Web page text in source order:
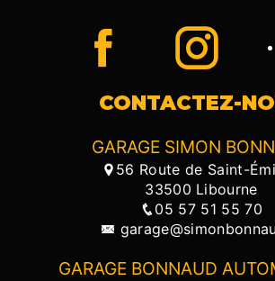
CONTACTEZ-
GARAGE SIMON
56 Route de Saint-
33500 Libourne
05 57 51 55 70
GARAGE BONNAUD